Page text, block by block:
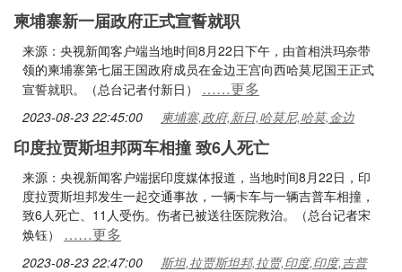
柬埔寨新一届政府正式宣誓就职
来源：央视新闻客户端当地时间8月22日下午，由首相洪玛奈带
领的柬埔寨第七届王国政府成员在金边王宫向西哈莫尼国王正式
宣誓就职。（总台记者付新日） ……更多
2023-08-23 22:45:00 柬埔寨,政府,新日,哈莫尼,哈莫,金边
印度拉贾斯坦邦两车相撞 致6人死亡
来源：央视新闻客户端据印度媒体报道，当地时间8月22日，印
度拉贾斯坦邦发生一起交通事故，一辆卡车与一辆吉普车相撞，
致6人死亡、11人受伤。伤者已被送往医院救治。（总台记者宋
焕钰） ……更多
2023-08-23 22:47:00 斯坦,拉贾斯坦邦,拉贾,印度,印度,吉普